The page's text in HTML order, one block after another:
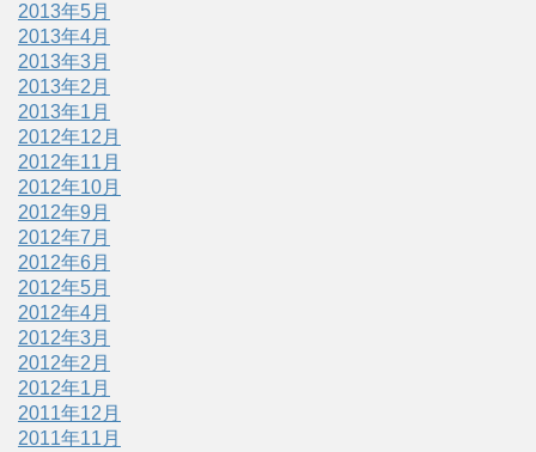
2013年5月
2013年4月
2013年3月
2013年2月
2013年1月
2012年12月
2012年11月
2012年10月
2012年9月
2012年7月
2012年6月
2012年5月
2012年4月
2012年3月
2012年2月
2012年1月
2011年12月
2011年11月